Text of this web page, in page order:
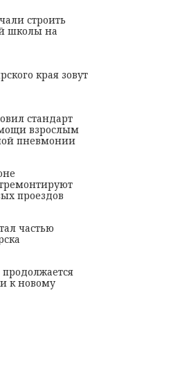
строить
школы на
края зовут
стандарт
взрослым
пневмонии
проездов
частью
к новому